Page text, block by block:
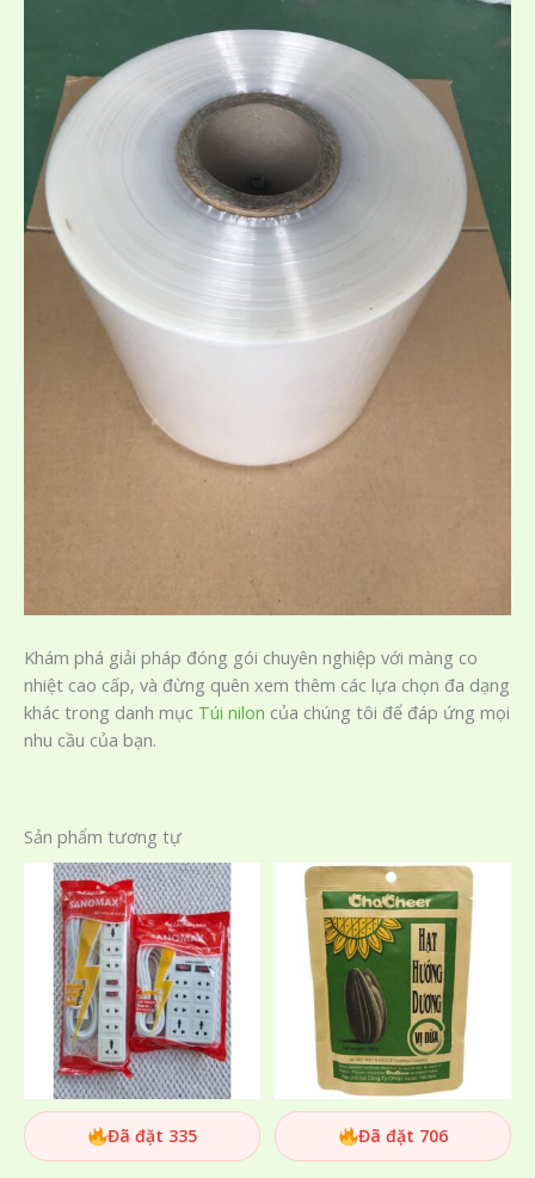
Khám phá giải pháp đóng gói chuyên nghiệp với màng co
nhiệt cao cấp, và đừng quên xem thêm các lựa chọn đa dạng
khác trong danh mục Túi nilon của chúng tôi để đáp ứng mọi
nhu cầu của bạn.
Sản phẩm tương tự
Đã đặt 335 Đã đặt 706